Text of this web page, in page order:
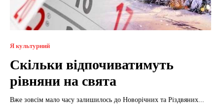
Я культурний
Скільки відпочиватимуть
рівняни на свята
Вже зовсім мало часу залишилось до Новорічних та Різдвяних...